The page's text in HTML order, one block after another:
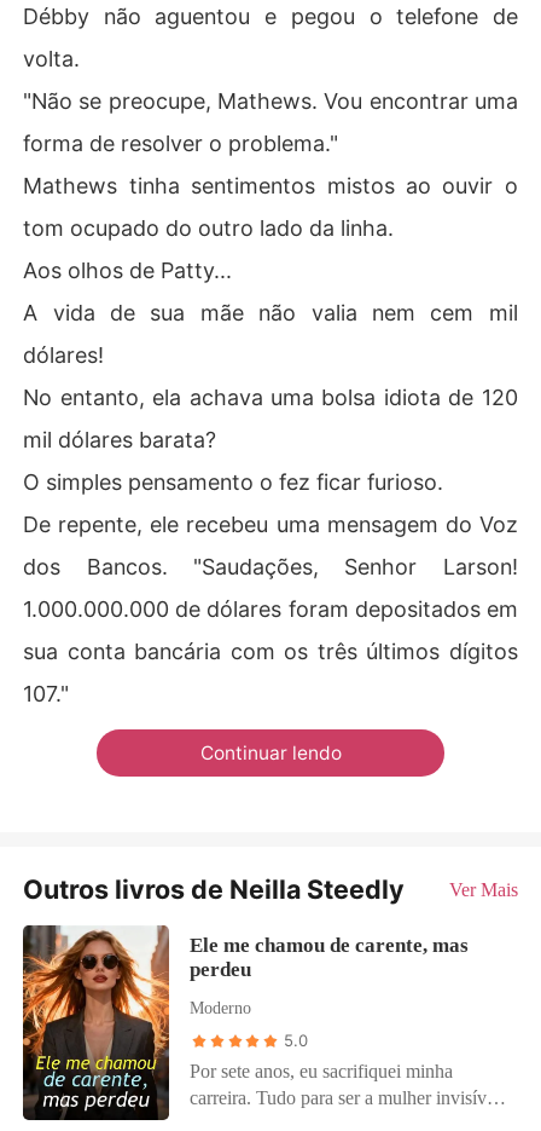
Débby não aguentou e pegou o telefone de
volta.
"Não se preocupe, Mathews. Vou encontrar uma
forma de resolver o problema."
Mathews tinha sentimentos mistos ao ouvir o
tom ocupado do outro lado da linha.
Aos olhos de Patty...
A vida de sua mãe não valia nem cem mil
dólares!
No entanto, ela achava uma bolsa idiota de 120
mil dólares barata?
O simples pensamento o fez ficar furioso.
De repente, ele recebeu uma mensagem do Voz
dos Bancos. "Saudações, Senhor Larson!
1.000.000.000 de dólares foram depositados em
sua conta bancária com os três últimos dígitos
107."
Continuar lendo
Outros livros de Neilla Steedly Ver Mais
Ele me chamou de carente, mas
perdeu
Moderno
5.0
Por sete anos, eu sacrifiquei minha
carreira. Tudo para ser a mulher invisível